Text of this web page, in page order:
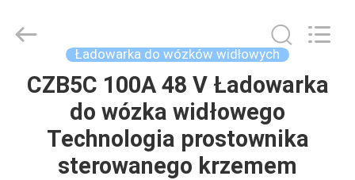
DOM
PRODUKTY
AUTOPARTS
CO.,LIMITED.
Reserved.
Ładowarka do wózków widłowych
CZB5C 100A 48 V Ładowarka
do wózka widłowego
Technologia prostownika
sterowanego krzemem